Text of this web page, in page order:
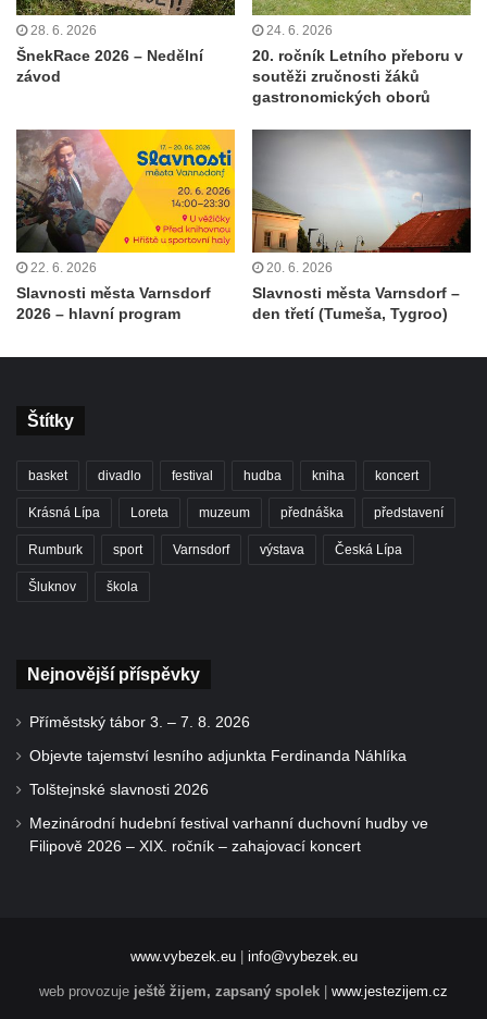
28. 6. 2026
ŠnekRace 2026 – Nedělní
závod
24. 6. 2026
20. ročník Letního přeboru v
soutěži zručnosti žáků
gastronomických oborů
22. 6. 2026
Slavnosti města Varnsdorf
2026 – hlavní program
20. 6. 2026
Slavnosti města Varnsdorf –
den třetí (Tumeša, Tygroo)
Štítky
basket divadlo festival hudba kniha koncert
Krásná Lípa Loreta muzeum přednáška představení
Rumburk sport Varnsdorf výstava Česká Lípa
Šluknov škola
Nejnovější příspěvky
Příměstský tábor 3. – 7. 8. 2026
Objevte tajemství lesního adjunkta Ferdinanda Náhlíka
Tolštejnské slavnosti 2026
Mezinárodní hudební festival varhanní duchovní hudby ve
Filipově 2026 – XIX. ročník – zahajovací koncert
www.vybezek.eu| info@vybezek.eu
web provozuje ještě žijem, zapsaný spolek www.jestezijem.cz